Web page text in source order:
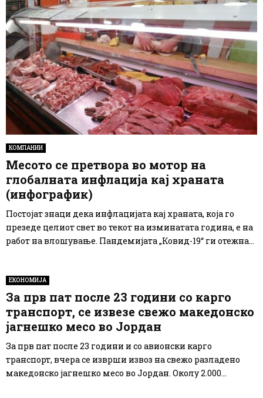
КОМПАНИИ
Месото се претвора во мотор на
глобалната инфлација кај храната
(инфографик)
Постојат знаци дека инфлацијата кај храната, која го
презеде целиот свет во текот на изминатата година, е на
работ на влошување. Пандемијата „Ковид-19“ ги отежна...
ЕКОНОМИЈА
За прв пат после 23 години со карго
транспорт, се извезе свежо македонско
јагнешко месо во Јордан
За прв пат после 23 години и со авионски карго
транспорт, вчера се изврши извоз на свежо разладено
македонско јагнешко месо во Јордан. Околу 2.000...